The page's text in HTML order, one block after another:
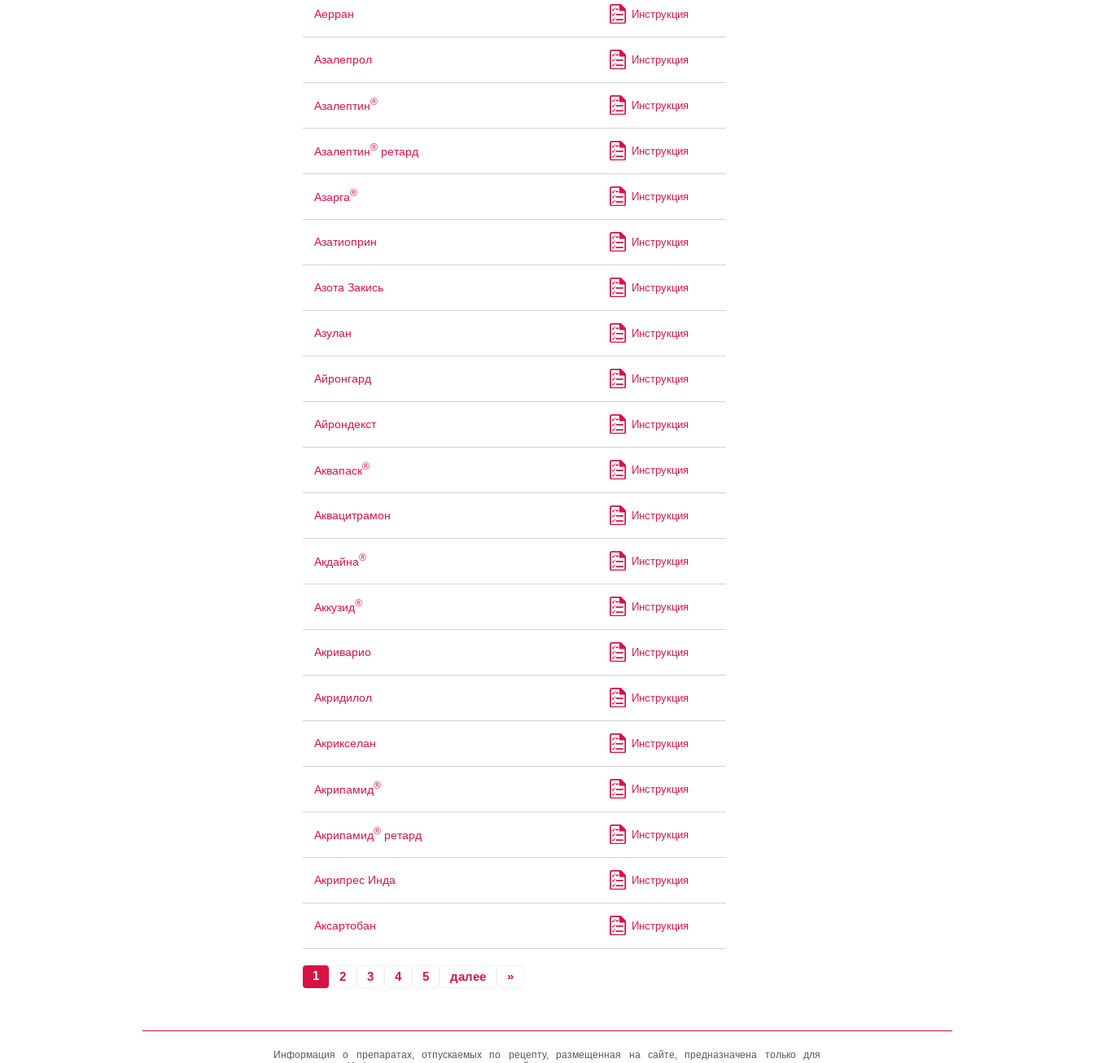
Аерран Инструкция
Азалепрол Инструкция
Азалептин® Инструкция
Азалептин®ретард Инструкция
Азарга® Инструкция
Азатиоприн Инструкция
Азота Закись Инструкция
Азулан Инструкция
Айронгард Инструкция
Айрондекст Инструкция
Аквапаск® Инструкция
Аквацитрамон Инструкция
Акдайна® Инструкция
Аккузид® Инструкция
Акриварио Инструкция
Акридилол Инструкция
Акрикселан Инструкция
Акрипамид® Инструкция
Акрипамид®ретард Инструкция
Акрипрес Инда Инструкция
Аксартобан Инструкция
1 2 3 4 5 далее »
Информация о препаратах, отпускаемых по рецепту, размещенная на сайте, предназначена только для